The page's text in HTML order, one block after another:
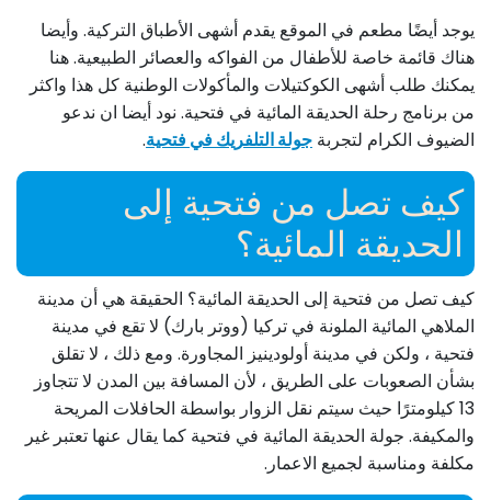
يوجد أيضًا مطعم في الموقع يقدم أشهى الأطباق التركية. وأيضا
هناك قائمة خاصة للأطفال من الفواكه والعصائر الطبيعية. هنا
يمكنك طلب أشهى الكوكتيلات والمأكولات الوطنية كل هذا واكثر
من برنامج رحلة الحديقة المائية في فتحية. نود أيضا ان ندعو
الضيوف الكرام لتجربة جولة التلفريك في فتحية.
كيف تصل من فتحية إلى
الحديقة المائية؟
كيف تصل من فتحية إلى الحديقة المائية؟ الحقيقة هي أن مدينة
الملاهي المائية الملونة في تركيا (ووتر بارك) لا تقع في مدينة
فتحية ، ولكن في مدينة أولودينيز المجاورة. ومع ذلك ، لا تقلق
بشأن الصعوبات على الطريق ، لأن المسافة بين المدن لا تتجاوز
13 كيلومترًا حيث سيتم نقل الزوار بواسطة الحافلات المريحة
والمكيفة. جولة الحديقة المائية في فتحية كما يقال عنها تعتبر غير
مكلفة ومناسبة لجميع الاعمار.